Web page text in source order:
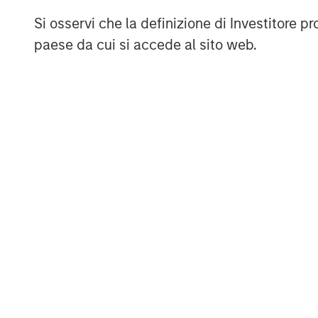
Si osservi che la definizione di Investitore
paese da cui si accede al sito web.
Markets, please visit